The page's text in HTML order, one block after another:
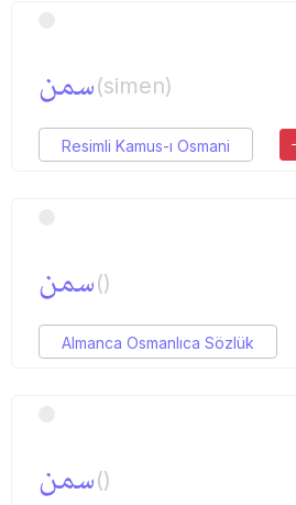
سمن(simen)
Resimli Kamus-ı Osmani
سمن()
Almanca Osmanlıca Sözlük
سمن()